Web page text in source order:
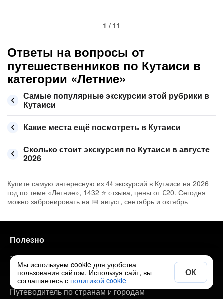
1 / 11
Ответы на вопросы от
путешественников по Кутаиси в
категории «Летние»
Самые популярные экскурсии этой рубрики в
Кутаиси
Какие места ещё посмотреть в Кутаиси
Сколько стоит экскурсия по Кутаиси в августе
2026
Купите самую интересную из 44 экскурсий в Кутаиси на 2026
год по теме «Летние», 1432 ⭐ отзыва, цены от €20. Сегодня
можно забронировать на 📅 август, сентябрь и октябрь
Полезно
Экскурсии по городам
Авторские туры по городам
Путеводитель по странам и городам
Мы используем cookie для удобства
пользования сайтом. Используя сайт, вы
соглашаетесь с политикой cookie
ОК